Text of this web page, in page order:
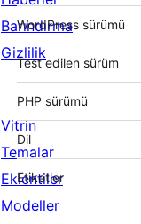
WordPress sürümü
Test edilen sürüm
PHP sürümü
Dil
Etiketler
Barındırma
Gizlilik
Vitrin
Temalar
Eklentiler
Modeller